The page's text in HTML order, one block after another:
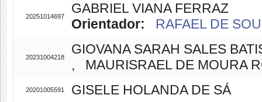
20251014697
GABRIEL VIANA FERRAZ
Orientador:
RAFAEL DE
20231004218
GIOVANA SARAH SALES
, MAURISRAEL DE MOURA
20201005591 GISELE HOLANDA DE SÁ